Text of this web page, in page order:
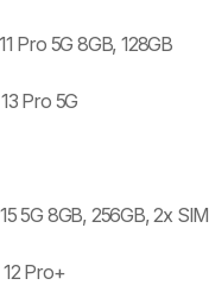
Pro 5G 8GB, 128GB
Pro 5G
5G 8GB, 256GB, 2x SIM
Pro+